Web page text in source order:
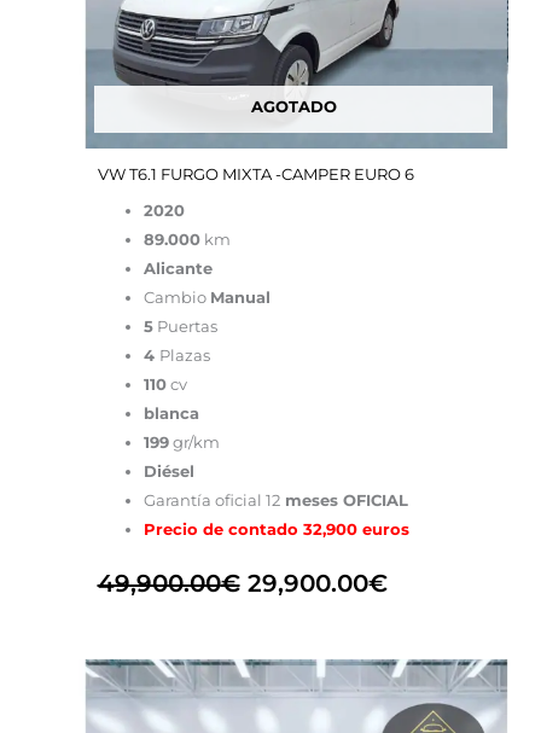
AGOTADO
VW T6.1 FURGO MIXTA -CAMPER EURO 6
2020
89.000km
Alicante
Cambio Manual
5Puertas
4 Plazas
110cv
blanca
199gr/km
Diésel
Garantía oficial 12meses OFICIAL
Precio de contado 32,900 euros
49,900.00€ 29,900.00€
El
precio
El
precio